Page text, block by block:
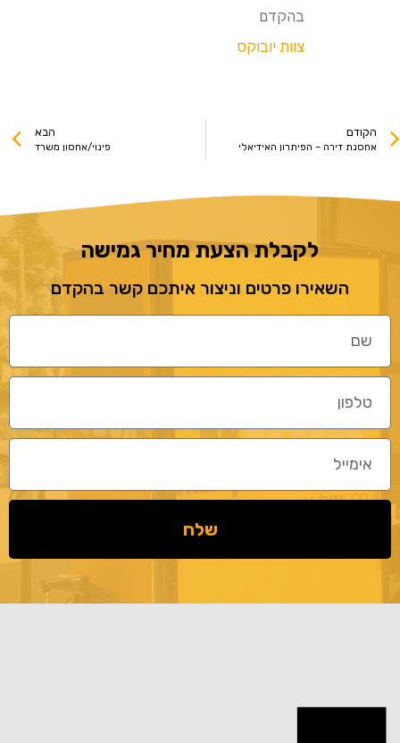
בהקדם
צוות יובוקס
הקודם
אחסנת דירה – הפיתרון האידיאלי
הבא
פינוי/אחסון משרד
לקבלת הצעת מחיר גמישה
השאירו פרטים וניצור איתכם קשר בהקדם
שלח